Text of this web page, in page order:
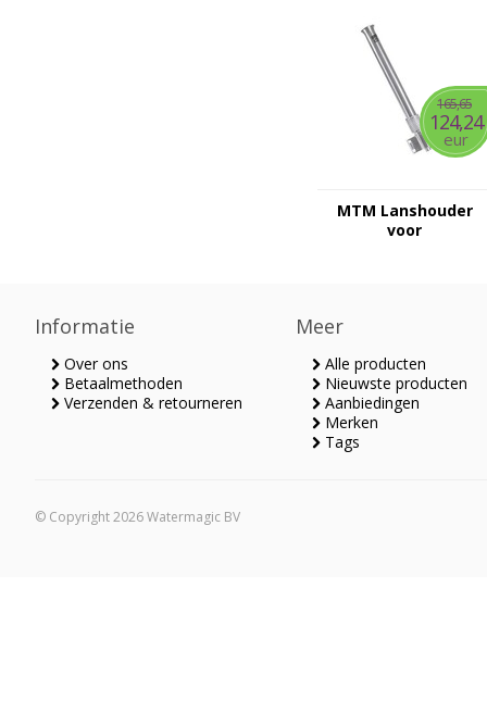
165,65
124,24
eur
MTM Lanshouder
voor
Informatie
Over ons
Betaalmethoden
Verzenden & retourneren
Meer
Alle producten
Nieuwste producten
Aanbiedingen
Merken
Tags
© Copyright 2026 Watermagic BV